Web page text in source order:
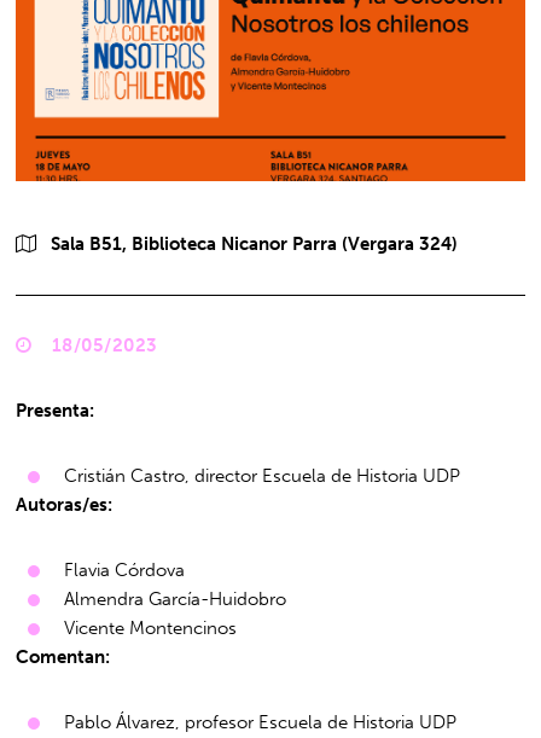
Sala B51, Biblioteca Nicanor Parra (Vergara 324)
18/05/2023
Presenta:
Cristián Castro, director Escuela de Historia UDP
Autoras/es:
Flavia Córdova
Almendra García-Huidobro
Vicente Montencinos
Comentan:
Pablo Álvarez, profesor Escuela de Historia UDP